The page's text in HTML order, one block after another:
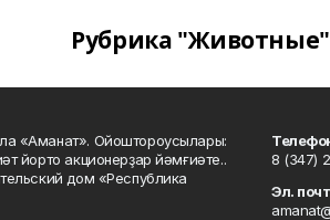
Рубрика "Животные"
«Аманат». Ойоштороусылары:
йорто акционерҙар йәмғиәте..
дом «Республика
8 (347)
Эл.